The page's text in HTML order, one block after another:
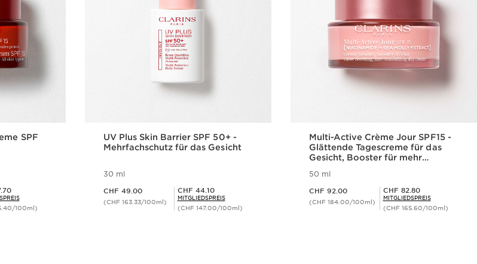
SPF
100ml)
UV Plus Skin Barrier SPF 50+ -
Mehrfachschutz für das Gesicht
30 ml
CHF 49.00
(CHF 163.33/100ml)
Mitgliederpreis CHF 44.10
CHF 44.10
MITGLIEDSPREIS
(CHF 147.00/100ml)
Multi-Active Crème Jour SPF15 -
Glättende Tagescreme für das
Gesicht, Booster für mehr
Hauttyp
50 ml
CHF 92.00
(CHF 184.00/100ml)
Mitgliederpreis CHF 82.80
CHF 82.80
MITGLIEDSPREIS
(CHF 165.60/100ml)